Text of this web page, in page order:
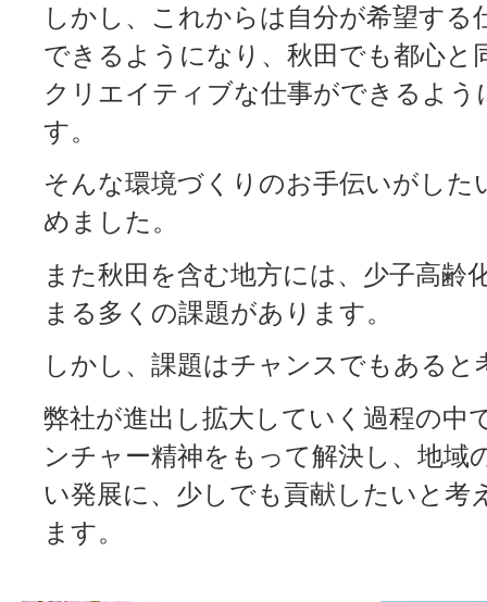
しかし、これからは自分が希望する
できるようになり、秋田でも都心と
クリエイティブな仕事ができるよ
す。
そんな環境づくりのお手伝いがした
めました。
また秋田を含む地方には、少子高齢
まる多くの課題があります。
しかし、課題はチャンスでもあると
弊社が進出し拡大していく過程の中
ンチャー精神をもって解決し、地域
い発展に、少しでも貢献したいと考
ます。